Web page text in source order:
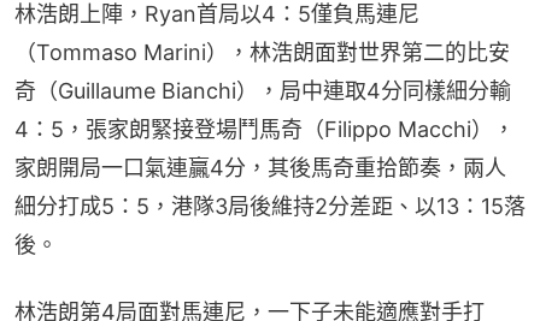
林浩朗上陣，Ryan首局以4：5僅負馬連尼
（Tommaso Marini），林浩朗面對世界第二的比安
奇（Guillaume Bianchi），局中連取4分同樣細分輸
4：5，張家朗緊接登場鬥馬奇（Filippo Macchi），
家朗開局一口氣連贏4分，其後馬奇重拾節奏，兩人
細分打成5：5，港隊3局後維持2分差距、以13：15落
後。
林浩朗第4局面對馬連尼，一下子未能適應對手打